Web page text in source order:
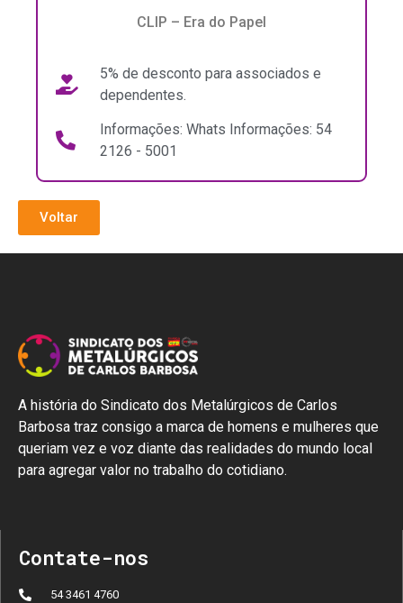
CLIP – Era do Papel
5% de desconto para associados e
dependentes.
Informações: Whats Informações: 54
2126 - 5001
Voltar
A história do Sindicato dos Metalúrgicos de Carlos
Barbosa traz consigo a marca de homens e mulheres que
queriam vez e voz diante das realidades do mundo local
para agregar valor no trabalho do cotidiano.
Contate-nos
54 3461 4760